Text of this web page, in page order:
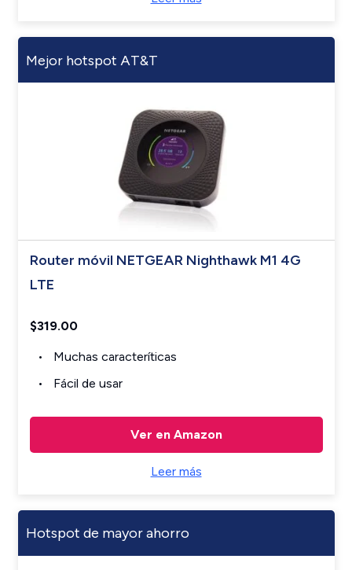
Mejor hotspot AT&T
Router móvil NETGEAR Nighthawk M1 4G
LTE
$319.00
Muchas caracteríticas
Fácil de usar
Ver en Amazon
Leer más
Hotspot de mayor ahorro